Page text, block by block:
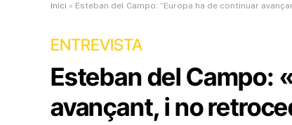
Inici » Esteban del Campo: “Europa ha de continuar
ENTREVISTA
Esteban del Campo:
avançant, i no